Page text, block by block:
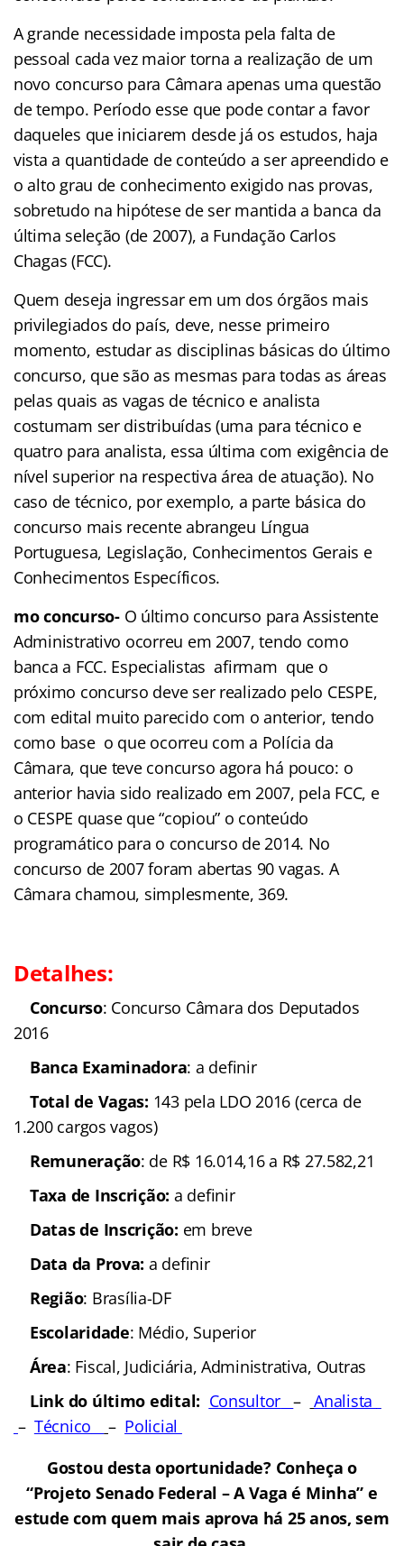
A grande necessidade imposta pela falta de
pessoal cada vez maior torna a realização de um
novo concurso para Câmara apenas uma questão
de tempo. Período esse que pode contar a favor
daqueles que iniciarem desde já os estudos, haja
vista a quantidade de conteúdo a ser apreendido e
o alto grau de conhecimento exigido nas provas,
sobretudo na hipótese de ser mantida a banca da
última seleção (de 2007), a Fundação Carlos
Chagas (FCC).
Quem deseja ingressar em um dos órgãos mais
privilegiados do país, deve, nesse primeiro
momento, estudar as disciplinas básicas do último
concurso, que são as mesmas para todas as áreas
pelas quais as vagas de técnico e analista
costumam ser distribuídas (uma para técnico e
quatro para analista, essa última com exigência de
nível superior na respectiva área de atuação). No
caso de técnico, por exemplo, a parte básica do
concurso mais recente abrangeu Língua
Portuguesa, Legislação, Conhecimentos Gerais e
Conhecimentos Específicos.
mo concurso- O último concurso para Assistente
Administrativo ocorreu em 2007, tendo como
banca a FCC. Especialistas afirmam que o
próximo concurso deve ser realizado pelo CESPE,
com edital muito parecido com o anterior, tendo
como base o que ocorreu com a Polícia da
Câmara, que teve concurso agora há pouco: o
anterior havia sido realizado em 2007, pela FCC, e
o CESPE quase que “copiou” o conteúdo
programático para o concurso de 2014. No
concurso de 2007 foram abertas 90 vagas. A
Câmara chamou, simplesmente, 369.
Detalhes:
Concurso: Concurso Câmara dos Deputados
2016
Banca Examinadora: a definir
Total de Vagas: 143 pela LDO 2016 (cerca de
1.200 cargos vagos)
Remuneração: de R$ 16.014,16 a R$ 27.582,21
Taxa de Inscrição: a definir
Datas de Inscrição: em breve
Data da Prova: a definir
Região: Brasília-DF
Escolaridade: Médio, Superior
Área: Fiscal, Judiciária, Administrativa, Outras
Link do último edital: Consultor – Analista
– Técnico – Policial
Gostou desta oportunidade? Conheça o
“Projeto Senado Federal – A Vaga é Minha” e
estude com quem mais aprova há 25 anos, sem